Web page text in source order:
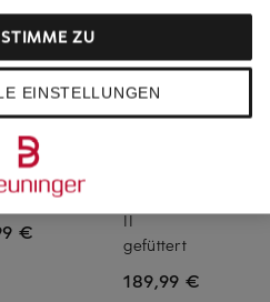
€
II
gefüttert
189,99 €
EINSTELLUNGEN
ZU